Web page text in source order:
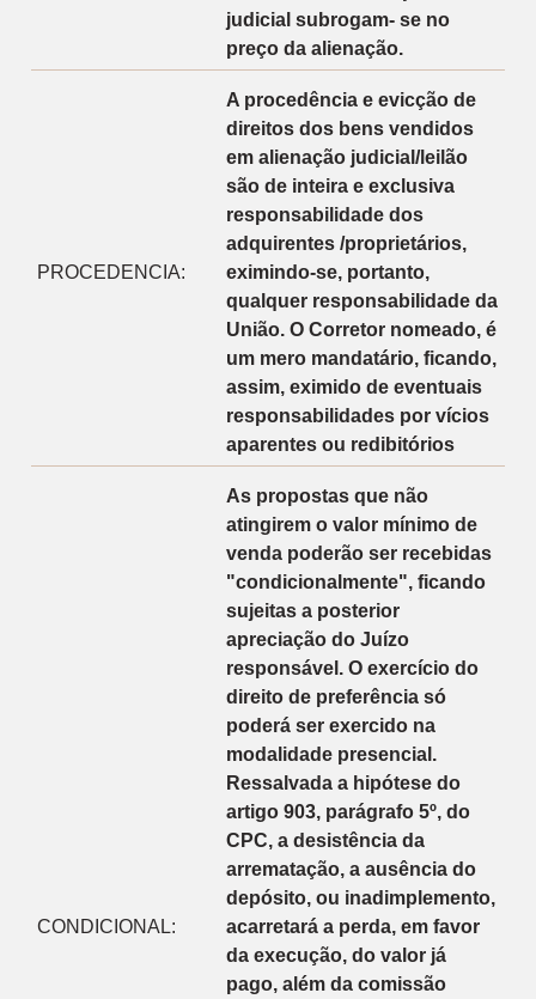
judicial subrogam- se no
preço da alienação.
PROCEDENCIA:
A procedência e evicção de
direitos dos bens vendidos
em alienação judicial/leilão
são de inteira e exclusiva
responsabilidade dos
adquirentes /proprietários,
eximindo-se, portanto,
qualquer responsabilidade da
União. O Corretor nomeado, é
um mero mandatário, ficando,
assim, eximido de eventuais
responsabilidades por vícios
aparentes ou redibitórios
CONDICIONAL:
As propostas que não
atingirem o valor mínimo de
venda poderão ser recebidas
"condicionalmente", ficando
sujeitas a posterior
apreciação do Juízo
responsável. O exercício do
direito de preferência só
poderá ser exercido na
modalidade presencial.
Ressalvada a hipótese do
artigo 903, parágrafo 5º, do
CPC, a desistência da
arrematação, a ausência do
depósito, ou inadimplemento,
acarretará a perda, em favor
da execução, do valor já
pago, além da comissão